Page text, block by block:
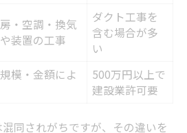
・空調・換気
装置の工事
ダクト工事を
含む場合が多
い
模・金額によ
500万円以上で
建設業許可要
同されがちですが、その違いを